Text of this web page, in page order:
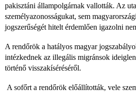
pakisztáni állampolgárnak vallották. Az
személyazonosságukat, sem
jogszerűségét hitelt érdemlően igazolni
A rendőrök a hatályos magyar
intézkednek az illegális migránsok
történő visszakíséréséről.
A sofőrt a rendőrök előállították, vele